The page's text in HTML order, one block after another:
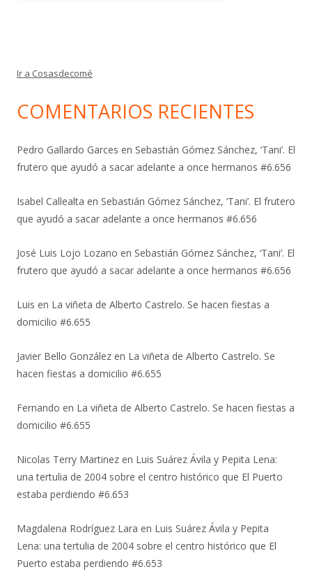
Ir a Cosasdecomé
COMENTARIOS RECIENTES
Pedro Gallardo Garces en Sebastián Gómez Sánchez, ‘Tani’. El
frutero que ayudó a sacar adelante a once hermanos #6.656
Isabel Callealta en Sebastián Gómez Sánchez, ‘Tani’. El frutero
que ayudó a sacar adelante a once hermanos #6.656
José Luis Lojo Lozano en Sebastián Gómez Sánchez, ‘Tani’. El
frutero que ayudó a sacar adelante a once hermanos #6.656
Luis en La viñeta de Alberto Castrelo. Se hacen fiestas a
domicilio #6.655
Javier Bello González en La viñeta de Alberto Castrelo. Se
hacen fiestas a domicilio #6.655
Fernando en La viñeta de Alberto Castrelo. Se hacen fiestas a
domicilio #6.655
Nicolas Terry Martinez en Luis Suárez Ávila y Pepita Lena:
una tertulia de 2004 sobre el centro histórico que El Puerto
estaba perdiendo #6.653
Magdalena Rodríguez Lara en Luis Suárez Ávila y Pepita
Lena: una tertulia de 2004 sobre el centro histórico que El
Puerto estaba perdiendo #6.653